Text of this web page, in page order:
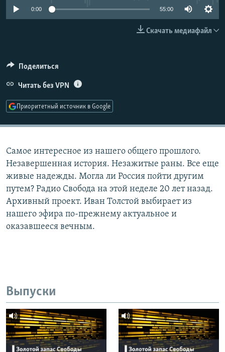
СОЦИАЛЬНЫЕ СЕТИ
0:00 55:00
Скачать медиафайл
Поделиться
Читать без VPN
Приоритетный источник в Google
Самое интересное из нашего общего прошлого.
Незавершенная история. Незажитые раны. Все еще
живые надежды. Могла ли Россия пойти другим
путем? Радио Свобода на этой неделе 20 лет назад.
Архивный проект. Иван Толстой выбирает из
нашего эфира по-прежнему актуальное и
оказавшееся вечным.
Выпуски